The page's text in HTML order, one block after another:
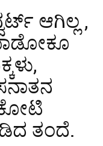
ಆಗಿಲ್ಲ ,
ತಂದೆ.